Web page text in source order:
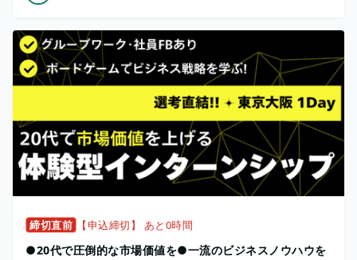
締切直前 【申込締切】 あと0時間
●20代で圧倒的な市場価値を●一流のビジネスノウハウを